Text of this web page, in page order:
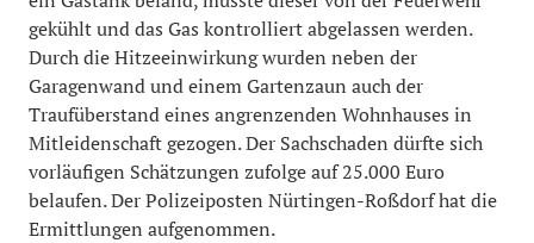
gekühlt und das Gas kontrolliert abgelassen werden.
Durch die Hitzeeinwirkung wurden neben der
Garagenwand und einem Gartenzaun auch der
Traufüberstand eines angrenzenden Wohnhauses in
Mitleidenschaft gezogen. Der Sachschaden dürfte sich
vorläufigen Schätzungen zufolge auf 25.000 Euro
belaufen. Der Polizeiposten Nürtingen-Roßdorf hat die
Ermittlungen aufgenommen.